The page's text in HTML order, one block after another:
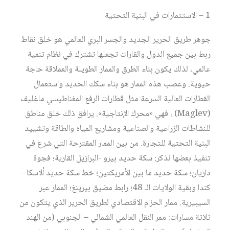
1 – الاستثمارات في البنية التحتية
جوهر طريق الحرير الجديد والجسر البري العالمي هو خلق نقاط
ربط بين جميع الدول والقارات تجعلها تشترك في نظام تنمية
عالمي، لذلك يكون بناء الطرق والممار الطويلة والعملاقة حاجة
حيوية. وعصب هذه الممار هو بناء سكك الحديد واستعمال
القطارات العالية السرعة مثل قطارات الرفع المغناطيسي ماغليف
(Maglev) ، فهي «محرك الإنتاجية». يرافق ذلك خلق مناطق
للنشاطات الزراعية والصناعية ومشاريع المياه والطاقة وتشييد
البنية التحتية للتجارة. من بين الممار المقترحة التي شرع في
تنفيذ بعضها نذكر: سكة حديد بيرو -البرازيل القارية؛ فجوة
داريان؛ سكة حديد ما بين الأمريكتين؛ خط سكة حديد ألاسكا –
كندا وبقية الولايات الـ 48؛ رابط مضيق بيرينغ؛ الممار عبر
السيبيرية. ممار الحزام الاقتصادي لطريق الحرير الذي يتكون من
ثلاثة مسارات: ممر النقل العالمي الشمالي – الجنوبي (من الهند